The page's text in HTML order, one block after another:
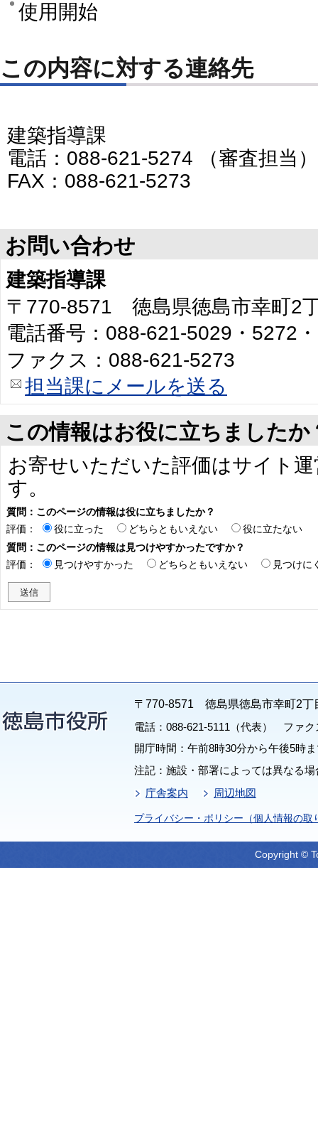
使用開始
この内容に対する連絡先
建築指導課
電話：088-621-5274 （審査担当）
FAX：088-621-5273
お問い合わせ
建築指導課
〒770-8571 徳島県徳島市幸町2
電話番号：088-621-5029・5272
ファクス：088-621-5273
担当課にメールを送る
この情報はお役に立ちましたか
お寄せいただいた評価はサイト
す。
質問：このページの情報は役に立ちましたか？
評価：
役に立った どちらともいえない
役に立たない
質問：このページの情報は見つけやすかったですか？
評価：
見つけやすかった どちらともいえない 見つけに
〒770-8571 徳島県徳島市幸町2丁
電話：088-621-5111（代表） ファク
開庁時間：午前8時30分から午後5時
注記：施設・部署によっては異なる
庁舎案内
周辺地図
プライバシー・ポリシー（個人情報の取
Copyright ©